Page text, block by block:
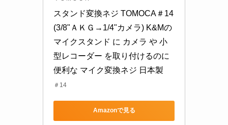
スタンド変換ネジ TOMOCA＃14
(3/8"ＡＫＧ→1/4"カメラ) K&Mの
マイクスタンド に カメラ や 小
型レコーダー を取り付けるのに
便利な マイク変換ネジ 日本製
＃14
Amazonで見る